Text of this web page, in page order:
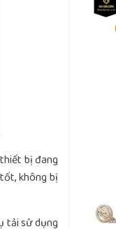
bị đang
không bị
tải sử dụng